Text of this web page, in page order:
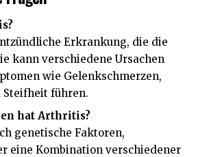
Erkrankung, die die
kann verschiedene Ursachen
wie Gelenkschmerzen,
Steifheit führen.
hat Arthritis?
genetische Faktoren,
eine Kombination verschiedener